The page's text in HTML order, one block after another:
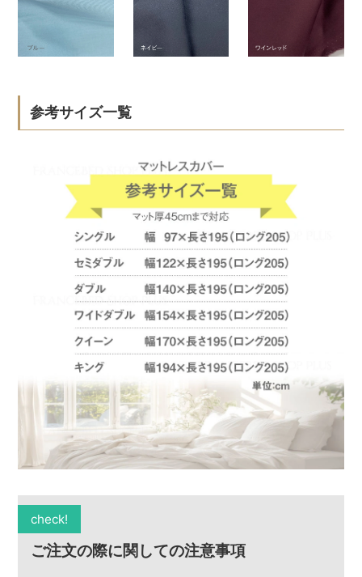
参考サイズ一覧
check!
ご注文の際に関しての注意事項